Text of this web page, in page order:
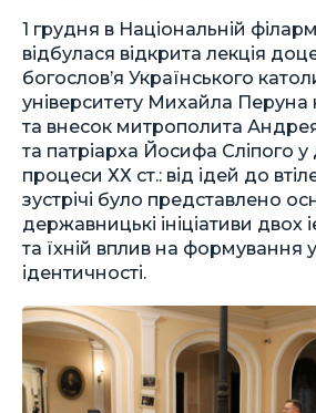
1 грудня в Національній
відбулася відкрита лекція
богослов’я Українського
університету Михайла Перуна
та внесок митрополита
та патріарха Йосифа Сліпого
процеси ХХ ст.: від ідей до
зустрічі було представлено
державницькі ініціативи двох
та їхній вплив на формування
ідентичності.